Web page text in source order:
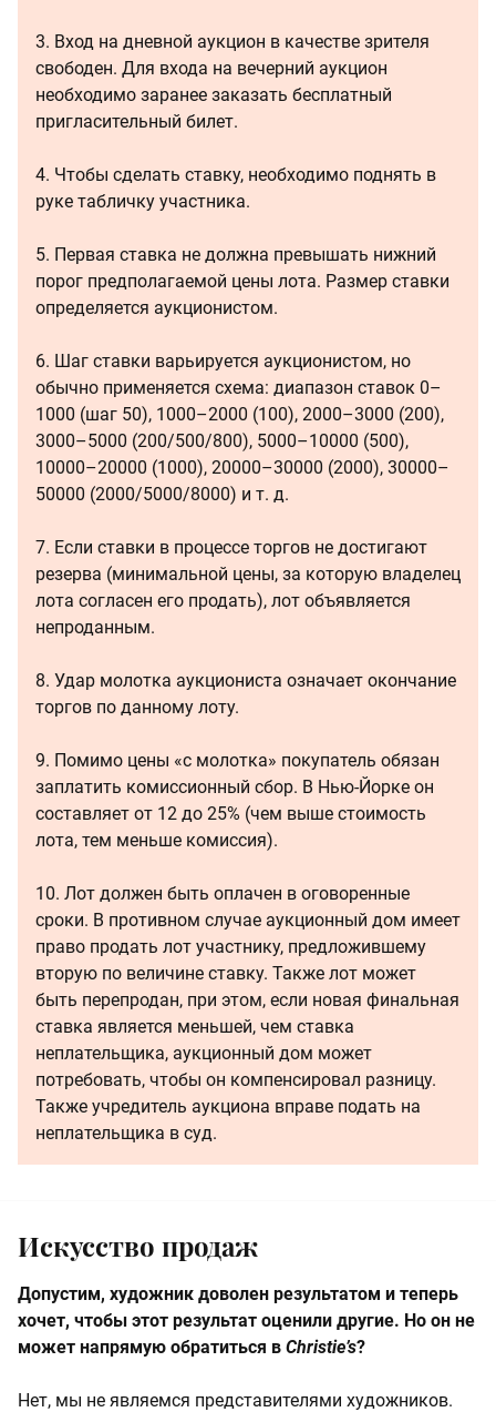
3. Вход на дневной аукцион в качестве зрителя
свободен. Для входа на вечерний аукцион
необходимо заранее заказать бесплатный
пригласительный билет.
4. Чтобы сделать ставку, необходимо поднять в
руке табличку участника.
5. Первая ставка не должна превышать нижний
порог предполагаемой цены лота. Размер ставки
определяется аукционистом.
6. Шаг ставки варьируется аукционистом, но
обычно применяется схема: диапазон ставок 0–
1000 (шаг 50), 1000–2000 (100), 2000–3000 (200),
3000–5000 (200/500/800), 5000–10000 (500),
10000–20000 (1000), 20000–30000 (2000), 30000–
50000 (2000/5000/8000) и т. д.
7. Если ставки в процессе торгов не достигают
резерва (минимальной цены, за которую владелец
лота согласен его продать), лот объявляется
непроданным.
8. Удар молотка аукциониста означает окончание
торгов по данному лоту.
9. Помимо цены «с молотка» покупатель обязан
заплатить комиссионный сбор. В Нью-Йорке он
составляет от 12 до 25% (чем выше стоимость
лота, тем меньше комиссия).
10. Лот должен быть оплачен в оговоренные
сроки. В противном случае аукционный дом имеет
право продать лот участнику, предложившему
вторую по величине ставку. Также лот может
быть перепродан, при этом, если новая финальная
ставка является меньшей, чем ставка
неплательщика, аукционный дом может
потребовать, чтобы он компенсировал разницу.
Также учредитель аукциона вправе подать на
неплательщика в суд.
Искусство продаж
Допустим, художник доволен результатом и теперь
хочет, чтобы этот результат оценили другие. Но он не
может напрямую обратиться в Christie’s?
Нет, мы не являемся представителями художников.